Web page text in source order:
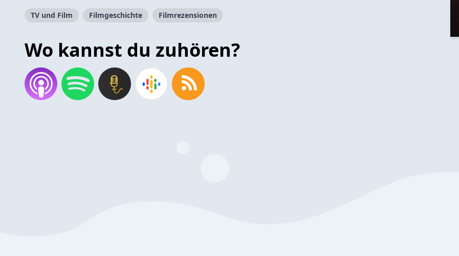
TV und Film Filmgeschichte Filmrezensionen
Wo kannst du zuhören?